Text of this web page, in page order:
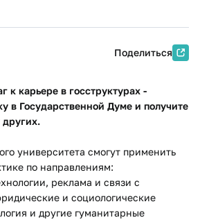
Поделиться
к карьере в госструктурах -
в Государственной Думе и получите
других.
университета смогут применить
по направлениям:
реклама и связи с
и социологические
и другие гуманитарные